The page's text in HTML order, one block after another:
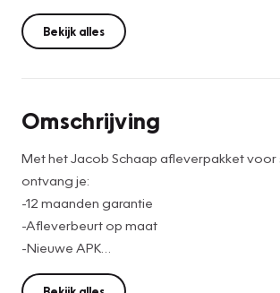
Bekijk alles
Omschrijving
Met het Jacob Schaap afleverpakket voor
ontvang je:
-12 maanden garantie
-Afleverbeurt op maat
-Nieuwe APK
-Grondige poetsbeurt (binnen- en